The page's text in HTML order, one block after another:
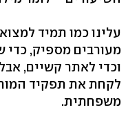
עלינו כמו תמיד
מעורבים מספיק, כדי
וכדי לאתר קשיים,
לקחת את תפקיד
משפחתית.